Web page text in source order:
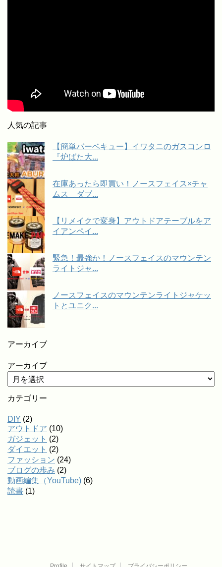
人気の記事
【簡単バーベキュー】イワタニのガスコンロ
『炉ばた大...
在庫あったら即買い！ノースフェイス×チャ
ムス ダブ...
【リメイクで変身】アウトドアテーブルをア
イアンペイ...
緊急！最強か！ノースフェイスのマウンテン
ライトジャ...
ノースフェイスのマウンテンライトジャケッ
トとユニク...
アーカイブ
アーカイブ
カテゴリー
DIY (2)
アウトドア (10)
ガジェット (2)
ダイエット (2)
ファッション (24)
ブログの歩み (2)
動画編集（YouTube) (6)
読書 (1)